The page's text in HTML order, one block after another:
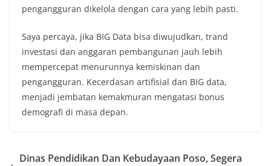
pengangguran dikelola dengan cara yang lebih pasti.
Saya percaya, jika BIG Data bisa diwujudkan, trand
investasi dan anggaran pembangunan jauh lebih
mempercepat menurunnya kemiskinan dan
pengangguran. Kecerdasan artifisial dan BIG data,
menjadi jembatan kemakmuran mengatasi bonus
demografi di masa depan.
Dinas Pendidikan Dan Kebudayaan Poso, Segera